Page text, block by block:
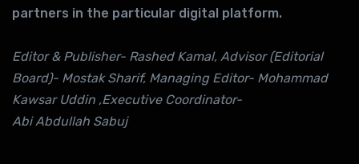
partners in the particular digital platform.
Editor & Publisher- Rashed Kamal, Advisor (Editorial
Board)- Mostak Sharif, Managing Editor- Mohammad
Kawsar Uddin ,Executive Coordinator-
Abi Abdullah Sabuj